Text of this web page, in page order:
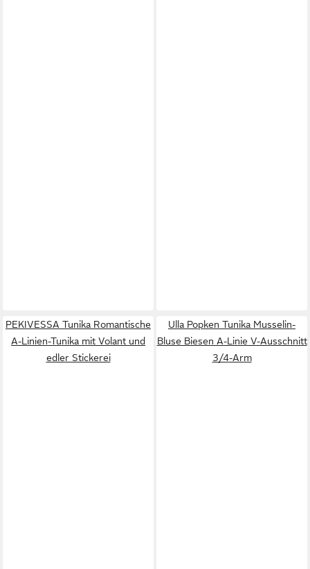
PEKIVESSA Tunika Romantische
A-Linien-Tunika mit Volant und
edler Stickerei
Ulla Popken Tunika Musselin-
Bluse Biesen A-Linie V-Ausschnitt
3/4-Arm